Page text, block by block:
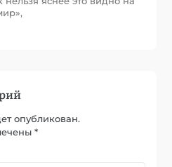
опубликован.
*